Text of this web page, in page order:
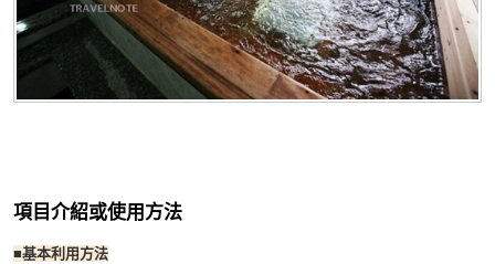
項目介紹或使用方法
■基本利用方法